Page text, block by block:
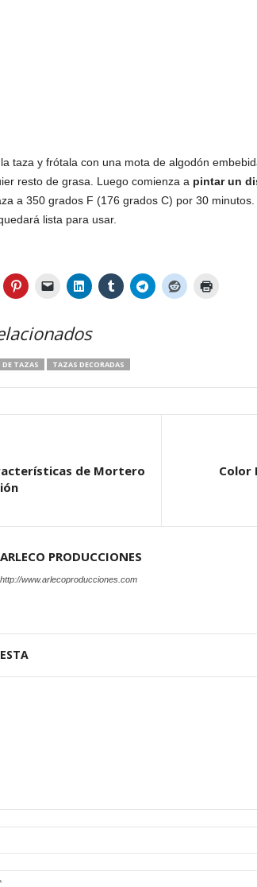
taza y frótala con una mota de algodón
resto de grasa. Luego comienza a pintar un
a 350 grados F (176 grados C) por 30
lista para usar.
DE TAZAS TAZAS DECORADAS
de Mortero
Color
ARLECO PRODUCCIONES
http://www.arlecoproducciones.com